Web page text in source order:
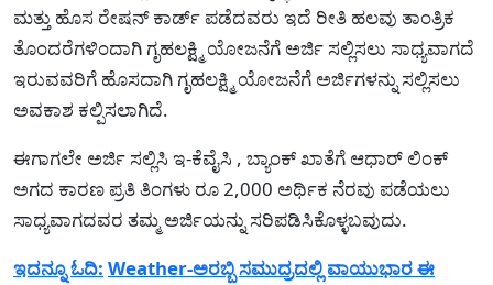
ಮತ್ತು ಹೊಸ ರೇಷನ್ ಕಾರ್ಡ್ ಪಡೆದವರು ಇದೆ ರೀತಿ ಹಲವು ತಾಂತ್ರಿಕ
ತೊಂದರೆಗಳಿಂದಾಗಿ ಗೃಹಲಕ್ಷ್ಮಿ ಯೋಜನೆಗೆ ಅರ್ಜಿ ಸಲ್ಲಿಸಲು ಸಾಧ್ಯವಾಗದೆ
ಇರುವವರಿಗೆ ಹೊಸದಾಗಿ ಗೃಹಲಕ್ಷ್ಮಿ ಯೋಜನೆಗೆ ಅರ್ಜಿಗಳನ್ನು ಸಲ್ಲಿಸಲು
ಅವಕಾಶ ಕಲ್ಪಿಸಲಾಗಿದೆ.
ಈಗಾಗಲೇ ಅರ್ಜಿ ಸಲ್ಲಿಸಿ ಇ-ಕೆವೈಸಿ , ಬ್ಯಾಂಕ್ ಖಾತೆಗೆ ಆಧಾರ್ ಲಿಂಕ್
ಅಗದ ಕಾರಣ ಪ್ರತಿ ತಿಂಗಳು ರೂ 2,000 ಅರ್ಥಿಕ ನೆರವು ಪಡೆಯಲು
ಸಾಧ್ಯವಾಗದವರ ತಮ್ಮ ಅರ್ಜಿಯನ್ನು ಸರಿಪಡಿಸಿಕೊಳ್ಳಬವುದು.
ಇದನ್ನೂ ಓದಿ: Weather-ಅರಬ್ಬಿ ಸಮುದ್ರದಲ್ಲಿ ವಾಯುಭಾರ ಈ